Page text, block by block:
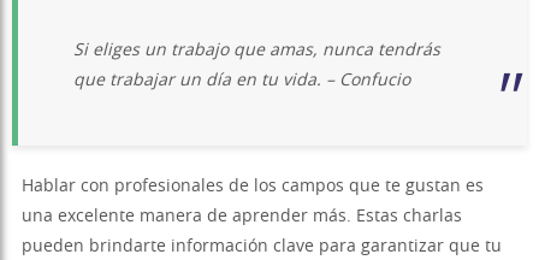
Si eliges un trabajo que amas, nunca tendrás
que trabajar un día en tu vida. – Confucio
Hablar con profesionales de los campos que te gustan es
una excelente manera de aprender más. Estas charlas
pueden brindarte información clave para garantizar que tu